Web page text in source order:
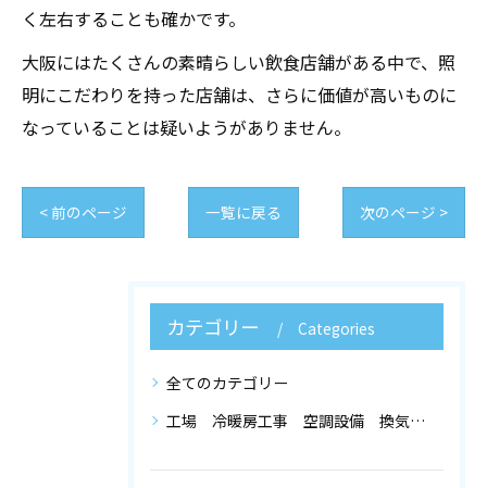
く左右することも確かです。
大阪にはたくさんの素晴らしい飲食店舗がある中で、照
明にこだわりを持った店舗は、さらに価値が高いものに
なっていることは疑いようがありません。
< 前のページ 一覧に戻る 次のページ >
カテゴリー Categories
全てのカテゴリー
工場 冷暖房工事 空調設備 換気設備 店舗設計